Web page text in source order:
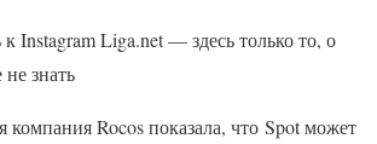
Instagram Liga.net — здесь только то, о
знать
компания Rocos показала, что Spot может